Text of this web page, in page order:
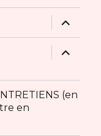
sous-
menu
ouvrir
le
sous-
menu
ouvrir
le
menu
(en
en